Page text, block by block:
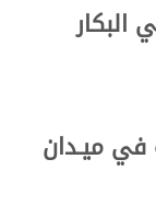
البكار
في ميـدان